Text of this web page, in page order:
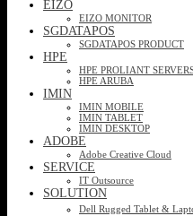
EIZO
EIZO MONITOR
SGDATAPOS
SGDATAPOS PRODUCT
HPE
HPE PROLIANT
HPE ARUBA
IMIN
IMIN MOBILE
IMIN TABLET
IMIN DESKTOP
ADOBE
Adobe Creative Cloud
SERVICE
IT Outsource
SOLUTION
Dell Rugged Tablet &